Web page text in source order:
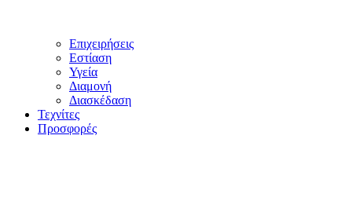
Επιχειρήσεις
Εστίαση
Υγεία
Διαμονή
Διασκέδαση
Τεχνίτες
Προσφορές